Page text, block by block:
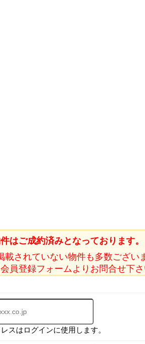
はご成約済みとなっております。
載されていない物件も多数ござい
員登録フォームよりお問合せ下さ
スはログインに使用します。